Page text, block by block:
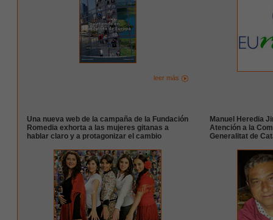
leer más
Una nueva web de la campaña de la Fundación
Romedia exhorta a las mujeres gitanas a
hablar claro y a protagonizar el cambio
Manuel Heredia
Atención a la
Generalitat de